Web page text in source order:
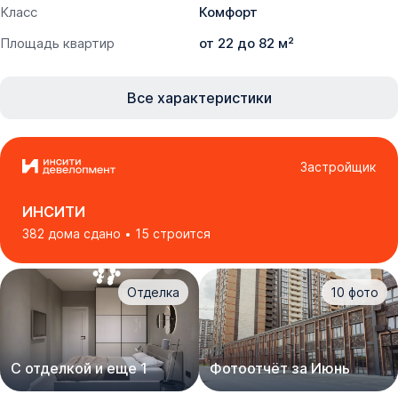
Класс
Комфорт
Площадь квартир
от 22 до 82 м²
Все характеристики
Застройщик
ИНСИТИ
382 дома сдано 15 строится
Отделка
С отделкой и еще 1
10 фото
Фотоотчёт за Июнь